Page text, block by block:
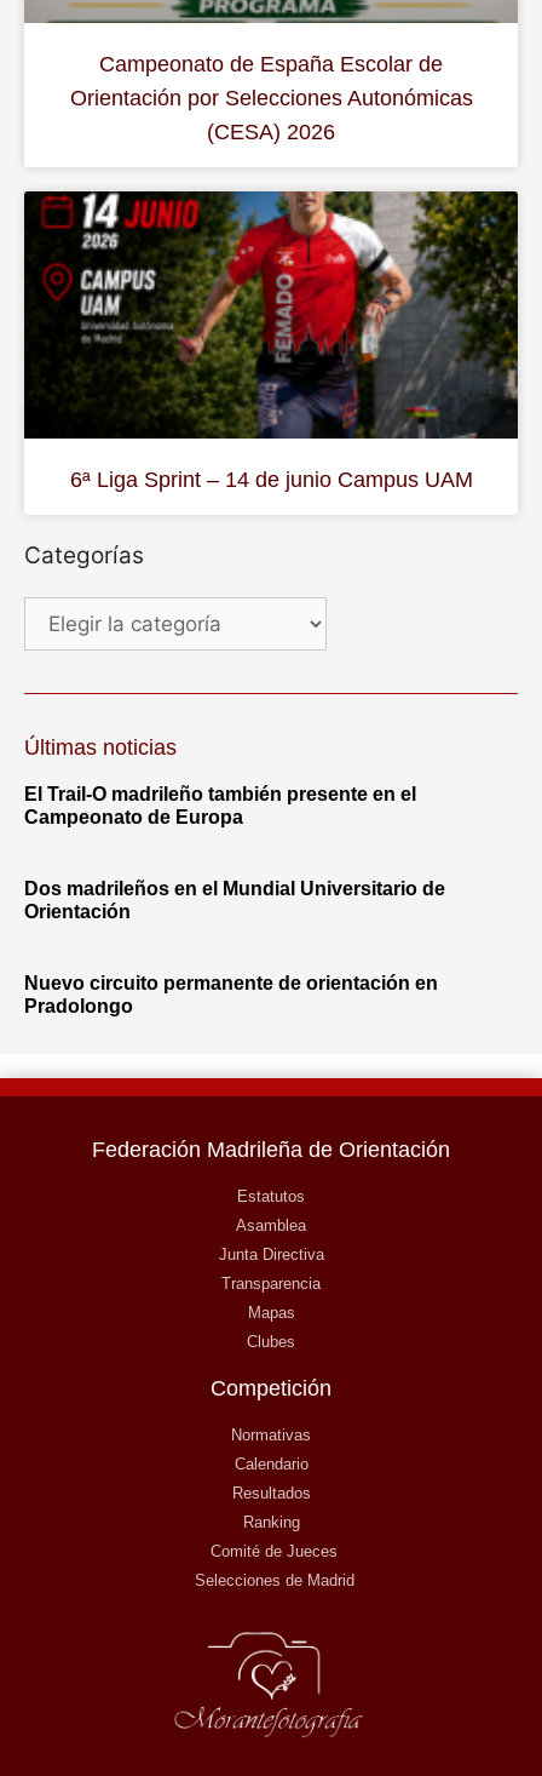
Campeonato de España Escolar de
Orientación por Selecciones Autonómicas
(CESA) 2026
6ª Liga Sprint – 14 de junio Campus UAM
Categorías
Últimas noticias
El Trail-O madrileño también presente en el
Campeonato de Europa
Dos madrileños en el Mundial Universitario de
Orientación
Nuevo circuito permanente de orientación en
Pradolongo
Federación Madrileña de Orientación
Estatutos
Asamblea
Junta Directiva
Transparencia
Mapas
Clubes
Competición
Normativas
Calendario
Resultados
Ranking
Comité de Jueces
Selecciones de Madrid